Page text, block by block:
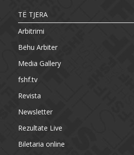
TË TJERA
Arbitrimi
Bëhu Arbiter
Media Gallery
fshf.tv
Revista
Newsletter
Rezultate Live
Biletaria online